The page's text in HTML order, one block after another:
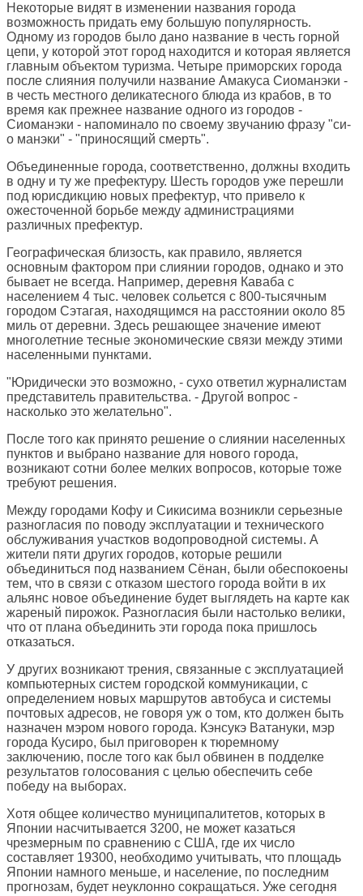
Некоторые видят в изменении названия города
возможность придать ему большую популярность.
Одному из городов было дано название в честь горной
цепи, у которой этот город находится и которая является
главным объектом туризма. Четыре приморских города
после слияния получили название Амакуса Сиоманэки -
в честь местного деликатесного блюда из крабов, в то
время как прежнее название одного из городов -
Сиоманэки - напоминало по своему звучанию фразу "си-
о манэки" - "приносящий смерть".
Объединенные города, соответственно, должны входить
в одну и ту же префектуру. Шесть городов уже перешли
под юрисдикцию новых префектур, что привело к
ожесточенной борьбе между администрациями
различных префектур.
Географическая близость, как правило, является
основным фактором при слиянии городов, однако и это
бывает не всегда. Например, деревня Каваба с
населением 4 тыс. человек сольется с 800-тысячным
городом Сэтагая, находящимся на расстоянии около 85
миль от деревни. Здесь решающее значение имеют
многолетние тесные экономические связи между этими
населенными пунктами.
"Юридически это возможно, - сухо ответил журналистам
представитель правительства. - Другой вопрос -
насколько это желательно".
После того как принято решение о слиянии населенных
пунктов и выбрано название для нового города,
возникают сотни более мелких вопросов, которые тоже
требуют решения.
Между городами Кофу и Сикисима возникли серьезные
разногласия по поводу эксплуатации и технического
обслуживания участков водопроводной системы. А
жители пяти других городов, которые решили
объединиться под названием Сёнан, были обеспокоены
тем, что в связи с отказом шестого города войти в их
альянс новое объединение будет выглядеть на карте как
жареный пирожок. Разногласия были настолько велики,
что от плана объединить эти города пока пришлось
отказаться.
У других возникают трения, связанные с эксплуатацией
компьютерных систем городской коммуникации, с
определением новых маршрутов автобуса и системы
почтовых адресов, не говоря уж о том, кто должен быть
назначен мэром нового города. Кэнсукэ Ватануки, мэр
города Кусиро, был приговорен к тюремному
заключению, после того как был обвинен в подделке
результатов голосования с целью обеспечить себе
победу на выборах.
Хотя общее количество муниципалитетов, которых в
Японии насчитывается 3200, не может казаться
чрезмерным по сравнению с США, где их число
составляет 19300, необходимо учитывать, что площадь
Японии намного меньше, и население, по последним
прогнозам, будет неуклонно сокращаться. Уже сегодня